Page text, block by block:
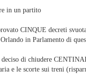
in un partito
CINQUE decreti
in Parlamento di
di chiudere
e le scorte sui treni